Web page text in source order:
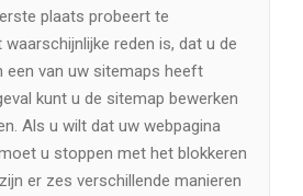
plaats probeert te
waarschijnlijke reden is, dat u de
een van uw sitemaps heeft
kunt u de sitemap bewerken
Als u wilt dat uw webpagina
u stoppen met het blokkeren
er zes verschillende manieren